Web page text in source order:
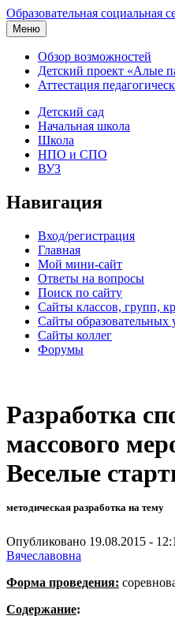
Образовательная социальная
Меню
Обзор возможностей
Детский проект «Алые
Аттестация
Детский сад
Начальная школа
Школа
НПО и СПО
ВУЗ
Навигация
Вход/регистрация
Главная
Мой мини-сайт
Ответы на вопросы
Поиск по сайту
Сайты классов, групп,
Сайты образовательных
Сайты коллег
Форумы
Разработка
массового
Веселые
методическая разработка на тему
Опубликовано 19.08.2015 -
Вячеславовна
Форма проведения:
Содержание: